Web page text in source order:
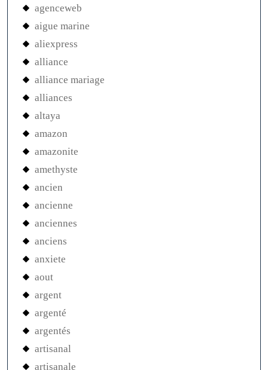
agenceweb
aigue marine
aliexpress
alliance
alliance mariage
alliances
altaya
amazon
amazonite
amethyste
ancien
ancienne
anciennes
anciens
anxiete
aout
argent
argenté
argentés
artisanal
artisanale